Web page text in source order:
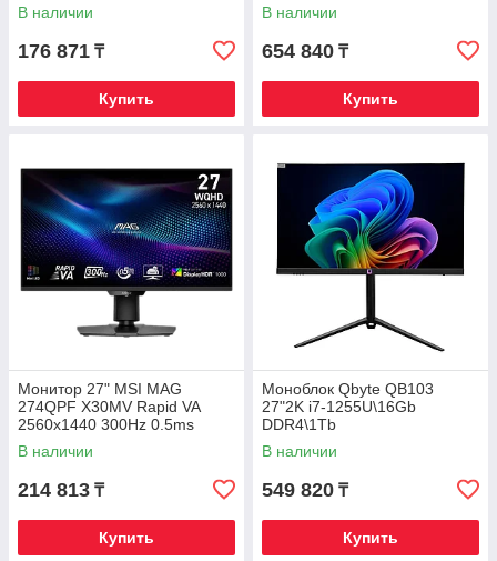
В наличии
176 871 ₸
Купить
В наличии
654 840 ₸
Купить
Монитор 27" MSI MAG
274QPF X30MV Rapid VA
2560x1440 300Hz 0.5ms
1000cd/m2 4500:1 2xHDMI
1xDP HAS
В наличии
214 813 ₸
Купить
Моноблок Qbyte QB103
27"2K i7-1255U\16Gb
DDR4\1Tb
NVMe\Web\Pivot\HAS\Win11Pr
o
В наличии
549 820 ₸
Купить